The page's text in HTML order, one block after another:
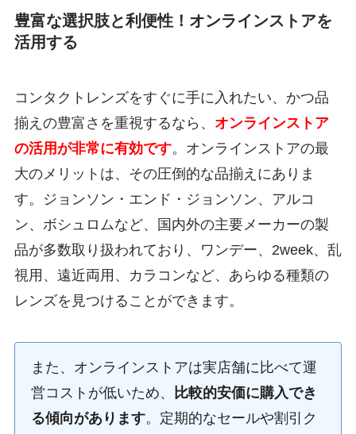
豊富な選択肢と利便性！オンラインストアを
活用する
コンタクトレンズをすぐに手に入れたい、かつ品
揃えの豊富さを重視するなら、 オンラインストア
の活用が非常に有効です。オンラインストアの最
大のメリットは、その圧倒的な品揃えにありま
す。ジョンソン・エンド・ジョンソン、アルコ
ン、ボシュロムなど、国内外の主要メーカーの製
品が多数取り扱われており、ワンデー、2week、乱
視用、遠近両用、カラコンなど、あらゆる種類の
レンズを見つけることができます。
また、オンラインストアは実店舗に比べて運
営コストが低いため、
比較的安価に購入でき
る傾向があります。定期的なセールや割引ク